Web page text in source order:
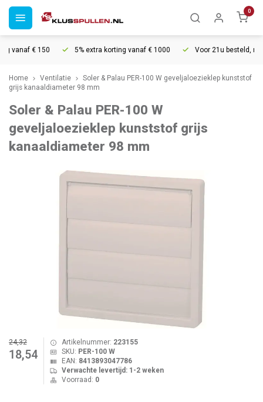
0
vanaf € 150 5% extra korting vanaf € 1000 Voor 21u besteld,
Home Ventilatie
Soler & Palau PER-100 W geveljaloezieklep kunststof
grijs kanaaldiameter 98 mm
Soler & Palau PER-100 W
geveljaloezieklep kunststof grijs
kanaaldiameter 98 mm
24,32
18,54
Artikelnummer: 223155
SKU: PER-100 W
EAN: 8413893047786
Verwachte levertijd: 1-2 weken
Voorraad: 0